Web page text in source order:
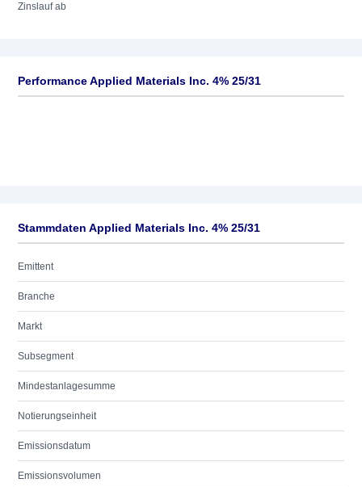
Zinslauf ab
Performance Applied Materials Inc. 4% 25/31
Stammdaten Applied Materials Inc. 4% 25/31
Emittent
Branche
Markt
Subsegment
Mindestanlagesumme
Notierungseinheit
Emissionsdatum
Emissionsvolumen